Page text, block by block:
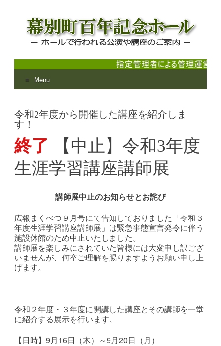
幕別町百年記念ホール
ホールで行われる公演や講座のご案内
Menu
to
content
令和2年度から開催した講座を紹介しま
す！
終了
【中止】令和3年度
生涯学習講座講師展
講師展中止のお知らせとお詫び
広報まくべつ９月号にて告知しておりました「令和３
年度生涯学習講座講師展」は緊急事態宣言発令に伴う
施設休館のため中止いたしました。
講師展を楽しみにされていた皆様には大変申し訳ござ
いませんが、何卒ご理解を賜りますようお願い申し上
げます。
令和２年度・３年度に開講した講座とその講師を一堂
に紹介する展示を行います。
【日時】9月16日（木）～9月20日（月）